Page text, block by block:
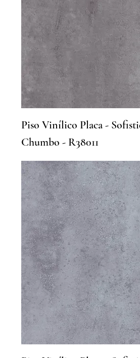
Piso Vinílico Placa -
Chumbo - R38011